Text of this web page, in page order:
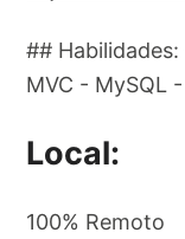
##
MVC - MySQL
Local:
100% Remoto